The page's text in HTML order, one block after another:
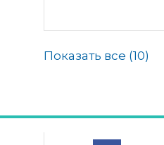
Показать все (10)